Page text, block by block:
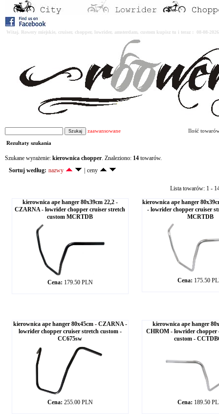
Witaj. Rowery miejskie, cruiser, chopper, lowrider, amsterdam, custom kupisz tu i teraz : 08-08-
zaawansowane Ilość
Rezultaty szukania
Szukane wyrażenie: kierownica chopper. Znaleziono: 14 towarów.
Sortuj według: nazwy ceny
Lista towarów: 1 -
kierownica ape hanger 80x39cm 22,2 -
CZARNA - lowrider chopper cruiser stretch
custom MCRTDB
Cena: 179.50 PLN
kierownica ape hanger
- lowrider chopper cruiser
MCRTDB
Cena: 175.50
kierownica ape hanger 80x45cm - CZARNA -
lowrider chopper cruiser stretch custom -
CC675sw
Cena: 255.00 PLN
kierownica ape hanger
CHROM - lowrider chopper
custom -
Cena: 189.50